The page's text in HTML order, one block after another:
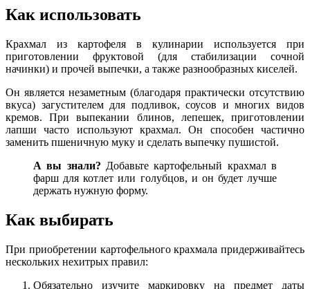
Как использовать
Крахмал из картофеля в кулинарии используется при
приготовлении фруктовой (для стабилизации сочной
начинки) и прочей выпечки, а также разнообразных киселей.
Он является незаметным (благодаря практически отсутствию
вкуса) загустителем для подливок, соусов и многих видов
кремов. При выпекании блинов, лепешек, приготовлении
лапши часто используют крахмал. Он способен частично
заменить пшеничную муку и сделать выпечку пушистой.
А вы знали? Добавьте картофельный крахмал в
фарш для котлет или голубцов, и он будет лучше
держать нужную форму.
Как выбирать
При приобретении картофельного крахмала придерживайтесь
нескольких нехитрых правил:
Обязательно изучите маркировку на предмет даты